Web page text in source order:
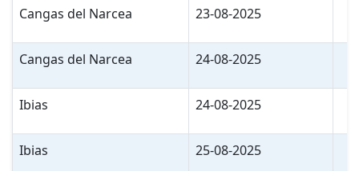
Cangas del Narcea 23-08-2025
Cangas del Narcea 24-08-2025
Ibias 24-08-2025
Ibias 25-08-2025